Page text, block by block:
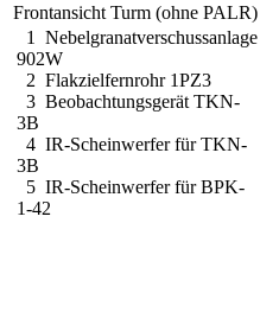
Frontansicht Turm (ohne PALR)
1 Nebelgranatverschussanlage
902W
2 Flakzielfernrohr 1PZ3
3 Beobachtungsgerät TKN-
3B
4 IR-Scheinwerfer für TKN-
3B
5 IR-Scheinwerfer für BPK-
1-42